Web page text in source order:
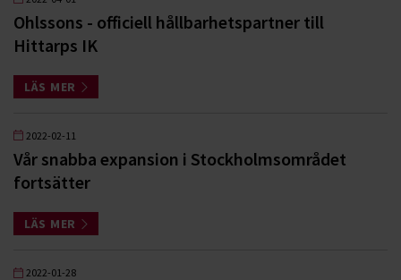
Ohlssons - officiell hållbarhetspartner till
Hittarps IK
LÄS MER
2022-02-11
Vår snabba expansion i Stockholmsområdet
fortsätter
LÄS MER
2022-01-28